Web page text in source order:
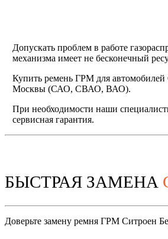
Допускать проблем в работе
механизма имеет не бесконечный
Купить ремень ГРМ для
Москвы (САО, СВАО, ВАО).
При необходимости наши
сервисная гарантия.
БЫСТРАЯ ЗАМЕНА
Доверьте замену ремня ГРМ Ситроен